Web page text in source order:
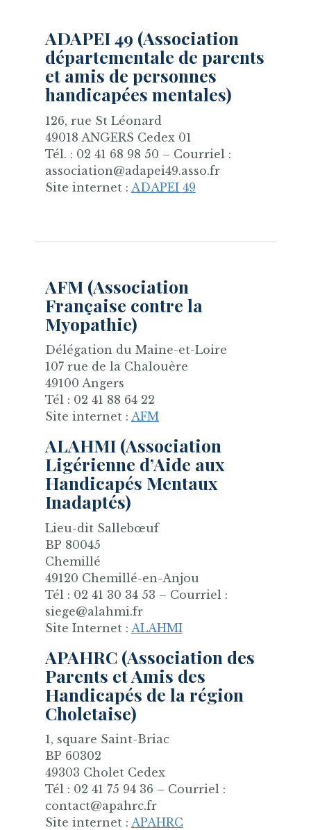
ADAPEI 49 (Association
départementale de parents
et amis de personnes
handicapées mentales)
126, rue St Léonard
49018 ANGERS Cedex 01
Tél. : 02 41 68 98 50 – Courriel :
association@adapei49.asso.fr
Site internet : ADAPEI 49
AFM (Association
Française contre la
Myopathie)
Délégation du Maine-et-Loire
107 rue de la Chalouère
49100 Angers
Tél : 02 41 88 64 22
Site internet : AFM
ALAHMI (Association
Ligérienne d’Aide aux
Handicapés Mentaux
Inadaptés)
Lieu-dit Sallebœuf
BP 80045
Chemillé
49120 Chemillé-en-Anjou
Tél : 02 41 30 34 53 – Courriel :
siege@alahmi.fr
Site Internet : ALAHMI
APAHRC (Association des
Parents et Amis des
Handicapés de la région
Choletaise)
1, square Saint-Briac
BP 60302
49303 Cholet Cedex
Tél : 02 41 75 94 36 – Courriel :
contact@apahrc.fr
Site internet : APAHRC